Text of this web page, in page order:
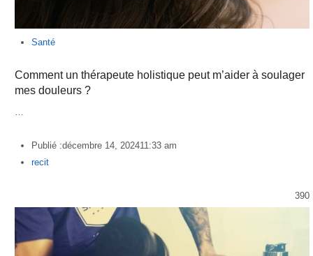
Santé
Comment un thérapeute holistique peut m’aider à soulager
mes douleurs ?
Publié :décembre 14, 202411:33 am
Author
recit
390